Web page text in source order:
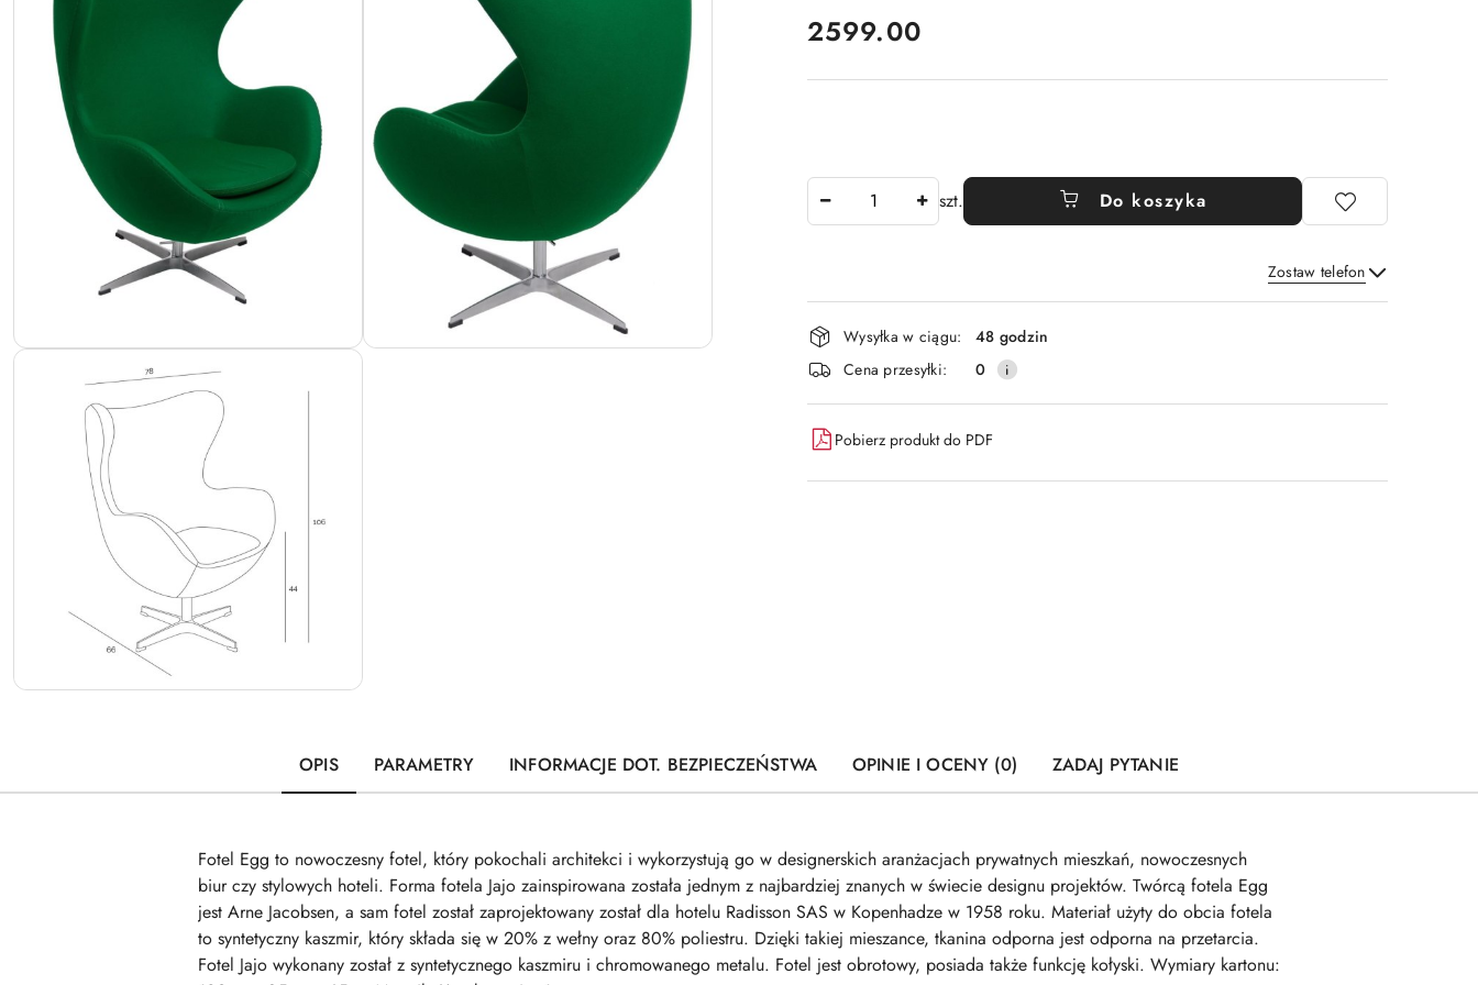
cena:
2599.00
szt. Do koszyka
Zostaw telefon
Wyślij
Dostępność
i
dostawa
Wysyłka w ciągu:
48 godzin
Cena przesyłki:
0
Pobierz produkt do PDF
OPIS PARAMETRY INFORMACJE DOT. BEZPIECZEŃSTWA OPINIE I OCENY (0) ZADAJ PYTANIE
Fotel Egg to nowoczesny fotel, który pokochali architekci i wykorzystują go w designerskich aranżacjach prywatnych mieszkań, nowoczesnych
biur czy stylowych hoteli. Forma fotela Jajo zainspirowana została jednym z najbardziej znanych w świecie designu projektów. Twórcą fotela Egg
jest Arne Jacobsen, a sam fotel został zaprojektowany został dla hotelu Radisson SAS w Kopenhadze w 1958 roku. Materiał użyty do obcia fotela
to syntetyczny kaszmir, który składa się w 20% z wełny oraz 80% poliestru. Dzięki takiej mieszance, tkanina odporna jest odporna na przetarcia.
Fotel Jajo wykonany został z syntetycznego kaszmiru i chromowanego metalu. Fotel jest obrotowy, posiada także funkcję kołyski. Wymiary kartonu: